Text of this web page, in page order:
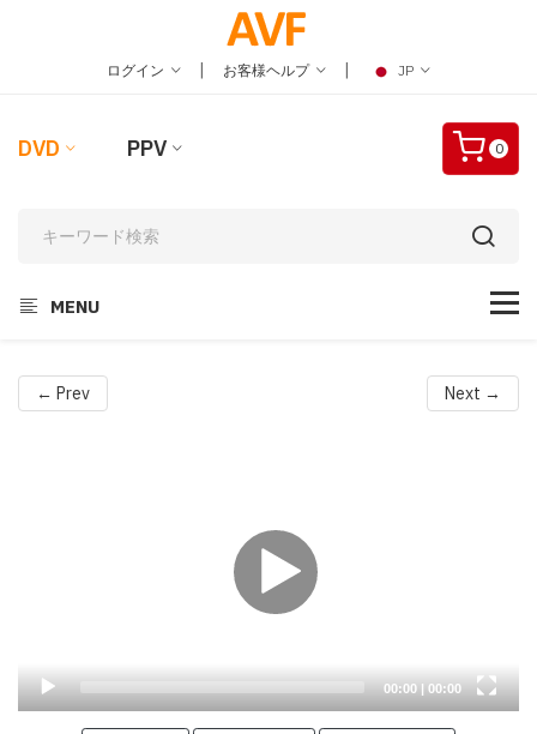
ログイン | お客様ヘルプ | JP
DVD PPV 0
MENU
← Prev Next →
Current
00:00 | Total
duration
00:00